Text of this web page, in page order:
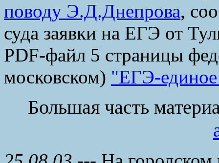
поводу Э.Д.Днепрова,
суда заявки на ЕГЭ от
PDF-файл 5 страницы
московском) "ЕГЭ-
Большая часть